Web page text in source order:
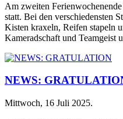
Am zweiten
statt. Bei den verschiedensten
Kisten kraxeln, Reifen stapeln
Kameradschaft und Teamgeist
NEWS:
Mittwoch, 16 Juli 2025.